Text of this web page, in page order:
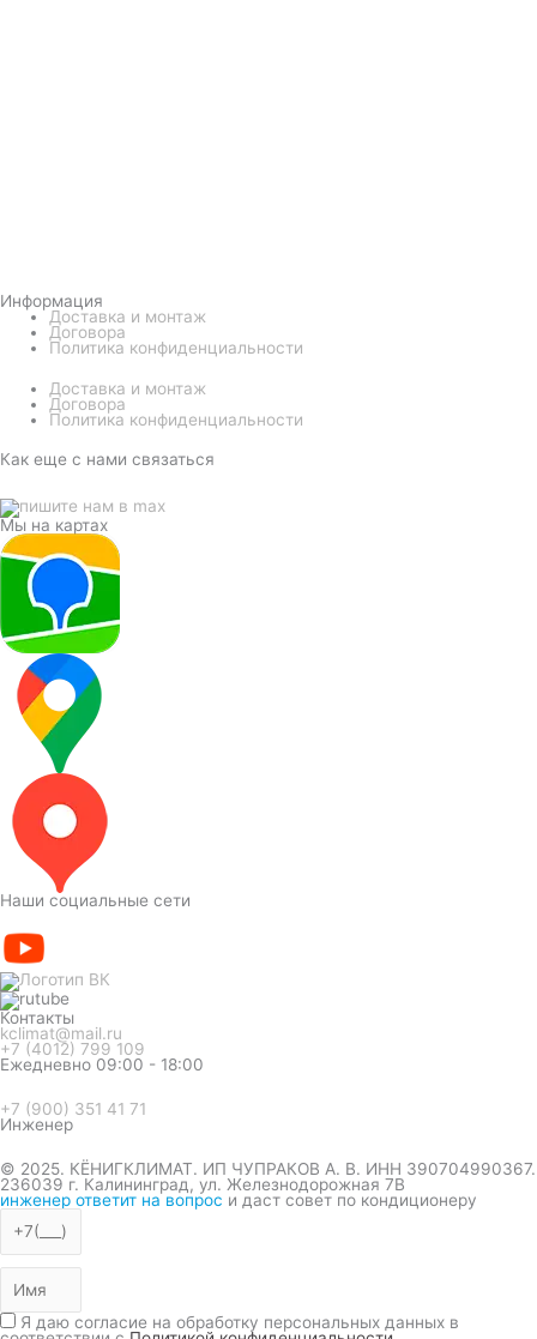
Информация
Доставка и монтаж
Договора
Политика конфиденциальности
Доставка и монтаж
Договора
Политика конфиденциальности
Как еще с нами связаться
Мы на картах
Наши социальные сети
Контакты
kclimat@mail.ru
+7 (4012) 799 109
Ежедневно 09:00 - 18:00
+7 (900) 351 41 71
Инженер
© 2025. КЁНИГКЛИМАТ. ИП ЧУПРАКОВ А. В. ИНН 390704990367.
236039 г. Калининград, ул. Железнодорожная 7В
инженер ответит на вопрос и даст совет по кондиционеру
Я даю согласие на обработку персональных данных в